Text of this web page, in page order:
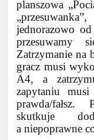
planszowa
jednorazowo
przesuwamy
Zatrzymanie na
gracz musi
A4, a
zapytaniu
prawda/fałsz.
skutkuje
a niepoprawne